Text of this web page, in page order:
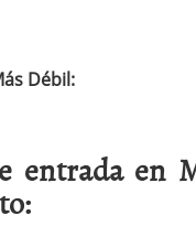
Débil:
entrada en